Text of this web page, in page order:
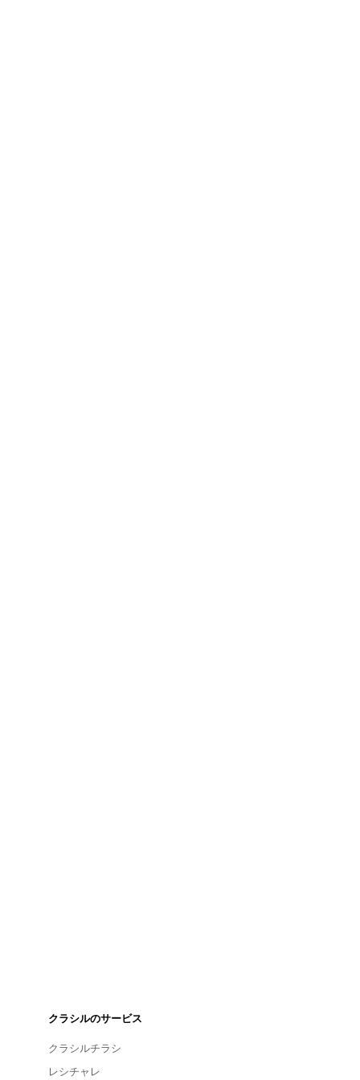
クラシルのサービス
クラシルチラシ
レシチャレ